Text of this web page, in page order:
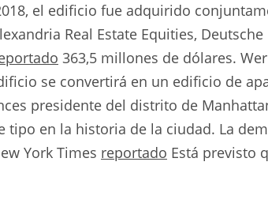
el edificio fue adquirido
Real Estate Equities, Deutsche
363,5 millones de dólares.
se convertirá en un edificio de
presidente del distrito de
tipo en la historia de la ciudad. La
York Times reportado Está previsto